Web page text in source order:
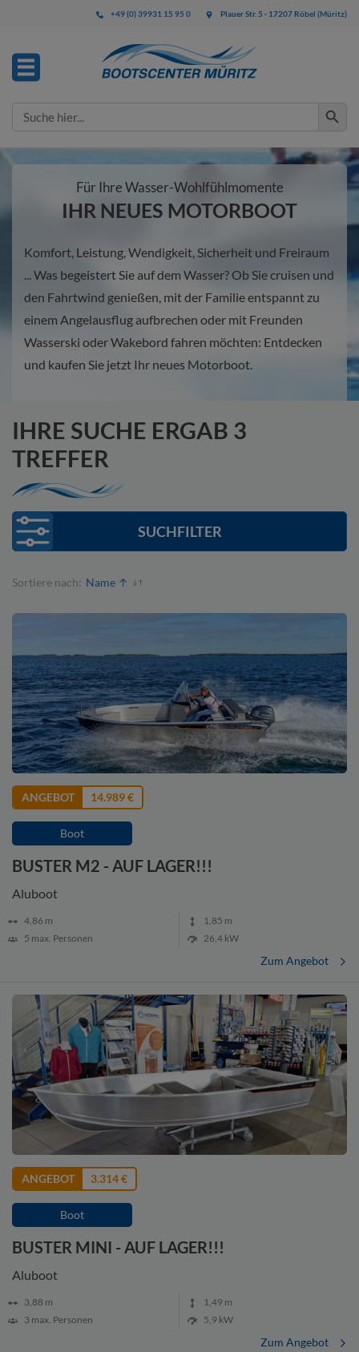
+49 (0) 39931 15 95 0 Plauer Str. 5 · 17207 Röbel (Müritz)
Search
for:
Search Button
Für Ihre Wasser-Wohlfühlmomente
IHR NEUES MOTORBOOT
Komfort, Leistung, Wendigkeit, Sicherheit und Freiraum
... Was begeistert Sie auf dem Wasser? Ob Sie cruisen und
den Fahrtwind genießen, mit der Familie entspannt zu
einem Angelausflug aufbrechen oder mit Freunden
Wasserski oder Wakebord fahren möchten: Entdecken
und kaufen Sie jetzt Ihr neues Motorboot.
IHRE SUCHE ERGAB 3
TREFFER
SUCHFILTER
Sortiere nach:
ANGEBOT 14.989 €
Boot
BUSTER M2 - AUF LAGER!!!
Aluboot
4,86 m 1,85 m
5 max. Personen 26,4 kW
Zum Angebot
ANGEBOT 3.314 €
Boot
BUSTER MINI - AUF LAGER!!!
Aluboot
3,88 m 1,49 m
3 max. Personen 5,9 kW
Zum Angebot